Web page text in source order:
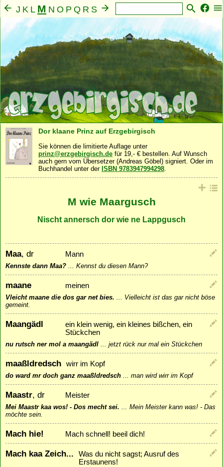
J K L M N O P Q R S
T U W Z B H
Mensch · Seele·Geist·Familie· Gemeinschaft·
Nahrung· Natur · Sonstiges
Dor klaane Prinz auf Erzgebirgisch
Sie können die limitierte Auflage unter
prinz@erzgebirgisch.de für 19,- € bestellen. Auf Wunsch
auch gern vom Übersetzer (Andreas Göbel) signiert. Oder im
Buchhandel unter der ISBN 9783947994298.
M wie Maargusch
Nischt annersch dor wie ne Lappgusch
Maa, dr Mann
Kennste dann Maa? ... Kennst du diesen Mann?
maane meinen
Vleicht maane die dos gar net bies. ... Vielleicht ist das gar nicht böse
gemeint.
Maangädl
ein klein wenig, ein kleines bißchen, ein
Stückchen
nu rutsch ner mol a maangädl ... jetzt rück nur mal ein Stückchen
maaßldredsch wirr im Kopf
do ward mr doch ganz maaßldredsch ... man wird wirr im Kopf
Maastr, dr Meister
Mei Maastr kaa wos! - Dos mecht sei. ... Mein Meister kann was! - Das
möchte sein.
Mach hie! Mach schnell! beeil dich!
Mach kaa Zeich...
Was du nicht sagst; Ausruf des
Erstaunens!